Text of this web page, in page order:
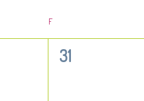
F
0
31